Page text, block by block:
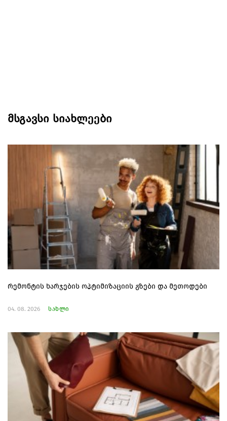
მსგავსი სიახლეები
რემონტის ხარჯების ოპტიმიზაციის გზები და მეთოდები
04. 08. 2026 სახლი